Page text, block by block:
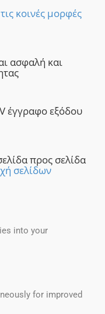
κοινές μορφές
ασφαλή και
έγγραφο εξόδου
προς σελίδα
σελίδων
into your
for improved